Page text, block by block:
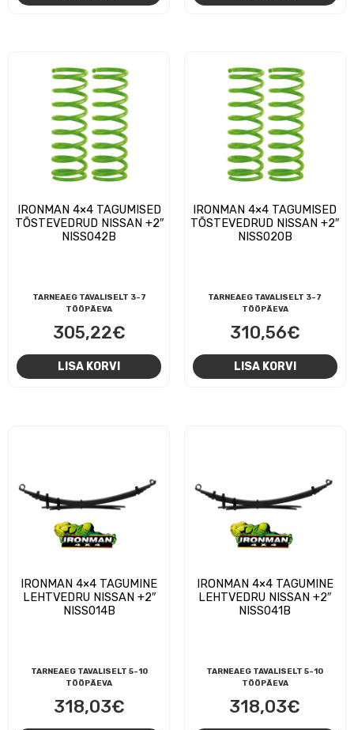
IRONMAN 4×4 TAGUMISED
TÕSTEVEDRUD NISSAN +2″
NISS042B
TARNEAEG TAVALISELT 3-7
TÖÖPÄEVA
305,22€
LISA KORVI
IRONMAN 4×4 TAGUMISED
TÕSTEVEDRUD NISSAN +2″
NISS020B
TARNEAEG TAVALISELT 3-7
TÖÖPÄEVA
310,56€
LISA KORVI
IRONMAN 4×4 TAGUMINE
LEHTVEDRU NISSAN +2″
NISS014B
TARNEAEG TAVALISELT 5-10
TÖÖPÄEVA
318,03€
IRONMAN 4×4 TAGUMINE
LEHTVEDRU NISSAN +2″
NISS041B
TARNEAEG TAVALISELT 5-10
TÖÖPÄEVA
318,03€